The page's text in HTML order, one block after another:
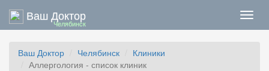
Ваш Доктор
Челябинск
Ваш Доктор Челябинск
Клиники
Аллергология - список клиник